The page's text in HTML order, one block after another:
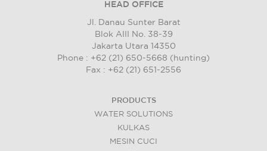
HEAD OFFICE
Jl. Danau Sunter Barat
Blok AIII No. 38-39
Jakarta Utara 14350
Phone : +62 (21) 650-5668 (hunting)
Fax : +62 (21) 651-2556
PRODUCTS
WATER SOLUTIONS
KULKAS
MESIN CUCI